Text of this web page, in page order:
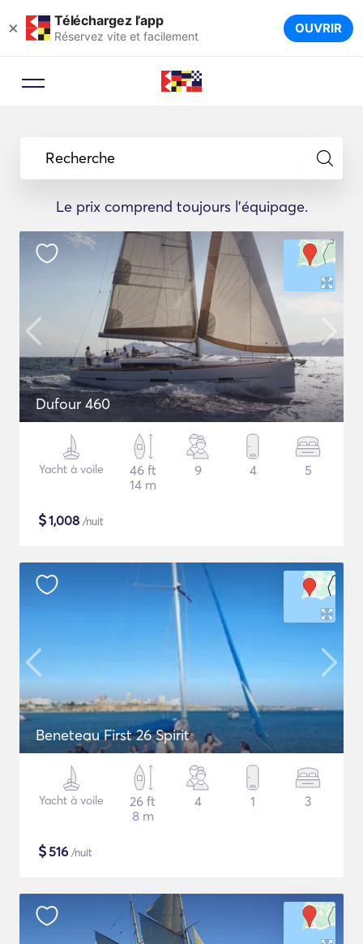
× Téléchargez l’app
Réservez vite et facilement OUVRIR
Recherche
Le prix comprend toujours l'équipage.
Dufour 460
Yacht à voile
46 ft
14 m
9 4 5
$1,008 /nuit
Beneteau First 26 Spirit
Yacht à voile
26 ft
8 m
4 1 3
$516 /nuit